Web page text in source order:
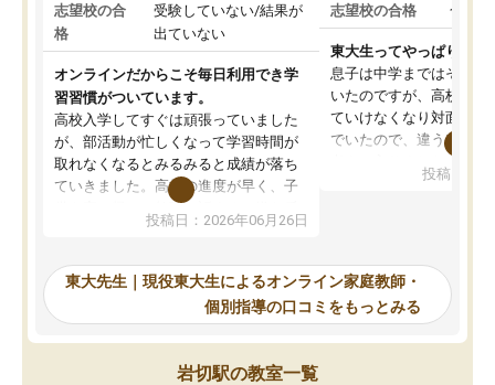
志望校の合
格
受験していない/結果が
出ていない
オンラインだからこそ毎日利用でき学
習習慣がついています。
高校入学してすぐは頑張っていました
が、部活動が忙しくなって学習時間が
取れなくなるとみるみると成績が落ち
ていきました。高校の進度が早く、子
供も家に帰って勉強の話すると嫌な反
応を示します。東大先生にお願いして
れるので、親としても安心です。毎日
使える自習室とかもあり、わからない
ところがあれば先生が回答してくれる
のも重宝しています。
投稿日：2026年06月26日
志望校の合格 合格
東大生ってやっぱりすご
息子は中学まではそこそ
いたのですが、高校に入
ていけなくなり対面の塾
でいたので、違うアプロ
で、当初は模試でD判定
自習室が毎日使えていつ
るのが心強かったよう
謝です。
投稿日：
東大先生｜現役東大生によるオンライン家庭教師・
個別指導の口コミをもっとみる
岩切駅の教室一覧